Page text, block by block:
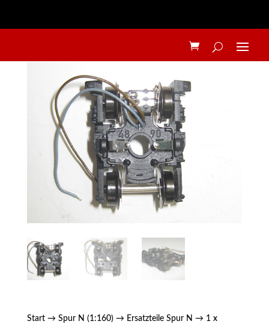
Start→ Spur N (1:160)→ Ersatzteile Spur N → 1 x